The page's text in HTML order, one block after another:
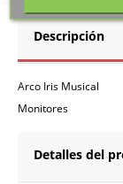
Descripción
Arco Iris Musical
Monitores
Detalles del